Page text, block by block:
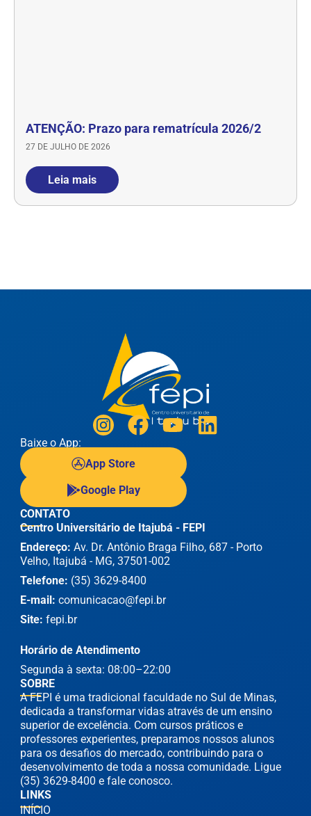
ATENÇÃO: Prazo para rematrícula 2026/2
27 DE JULHO DE 2026
Leia mais
Baixe o App:
App Store
Google Play
SOBRE
A FEPI é uma tradicional faculdade no Sul de Minas,
dedicada a transformar vidas através de um ensino
superior de excelência. Com cursos práticos e
professores experientes, preparamos nossos alunos
para os desafios do mercado, contribuindo para o
desenvolvimento de toda a nossa comunidade. Ligue
(35) 3629-8400 e fale conosco.
LINKS
INÍCIO
CONTATO
Centro Universitário de Itajubá - FEPI
Endereço: Av. Dr. Antônio Braga Filho, 687 - Porto
Velho, Itajubá - MG, 37501-002
Telefone: (35) 3629-8400
E-mail: comunicacao@fepi.br
Site: fepi.br
Horário de Atendimento
Segunda à sexta: 08:00–22:00